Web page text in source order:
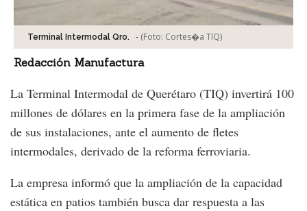
Terminal Intermodal Qro. - (Foto: Cortes�a TIQ)
Redacción Manufactura
La Terminal Intermodal de Querétaro (TIQ) invertirá 100
millones de dólares en la primera fase de la ampliación
de sus instalaciones, ante el aumento de fletes
intermodales, derivado de la reforma ferroviaria.
La empresa informó que la ampliación de la capacidad
estática en patios también busca dar respuesta a las